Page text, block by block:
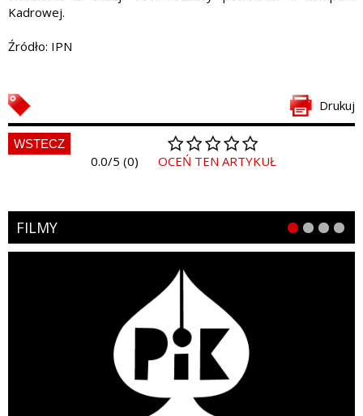
Kadrowej.
Źródło: IPN
Drukuj
WSTECZ
0.0/5 (0) OCEŃ TEN ARTYKUŁ
FILMY